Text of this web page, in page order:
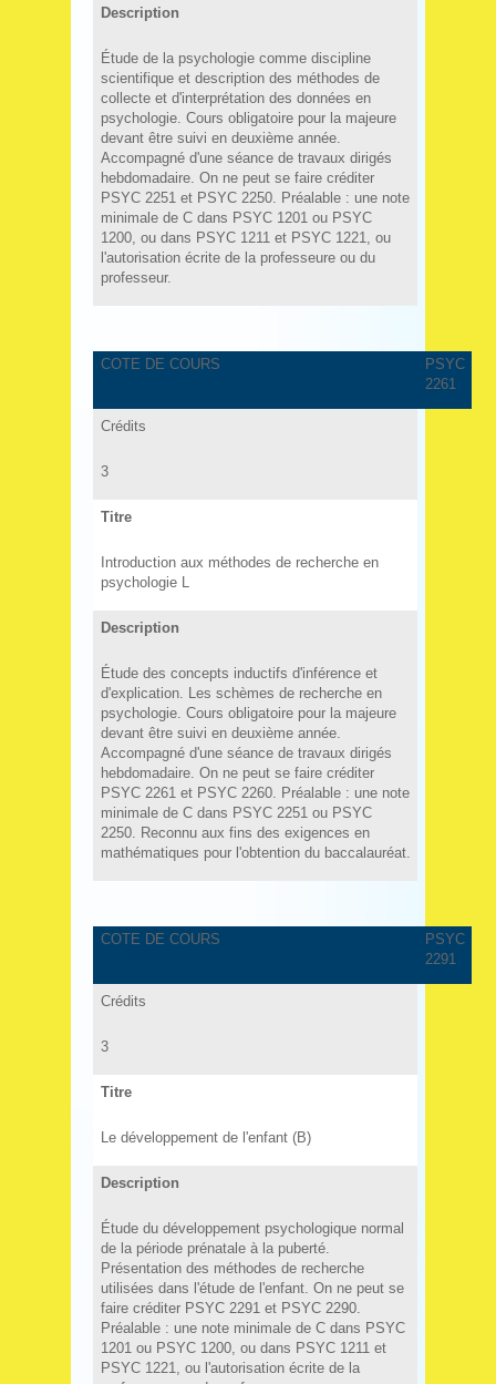
Description
Étude de la psychologie comme discipline
scientifique et description des méthodes de
collecte et d'interprétation des données en
psychologie. Cours obligatoire pour la majeure
devant être suivi en deuxième année.
Accompagné d'une séance de travaux dirigés
hebdomadaire. On ne peut se faire créditer
PSYC 2251 et PSYC 2250. Préalable : une note
minimale de C dans PSYC 1201 ou PSYC
1200, ou dans PSYC 1211 et PSYC 1221, ou
l'autorisation écrite de la professeure ou du
professeur.
COTE DE COURS
PSYC
2261
Crédits
3
Titre
Introduction aux méthodes de recherche en
psychologie L
Description
Étude des concepts inductifs d'inférence et
d'explication. Les schèmes de recherche en
psychologie. Cours obligatoire pour la majeure
devant être suivi en deuxième année.
Accompagné d'une séance de travaux dirigés
hebdomadaire. On ne peut se faire créditer
PSYC 2261 et PSYC 2260. Préalable : une note
minimale de C dans PSYC 2251 ou PSYC
2250. Reconnu aux fins des exigences en
mathématiques pour l'obtention du baccalauréat.
COTE DE COURS
PSYC
2291
Crédits
3
Titre
Le développement de l'enfant (B)
Description
Étude du développement psychologique normal
de la période prénatale à la puberté.
Présentation des méthodes de recherche
utilisées dans l'étude de l'enfant. On ne peut se
faire créditer PSYC 2291 et PSYC 2290.
Préalable : une note minimale de C dans PSYC
1201 ou PSYC 1200, ou dans PSYC 1211 et
PSYC 1221, ou l'autorisation écrite de la